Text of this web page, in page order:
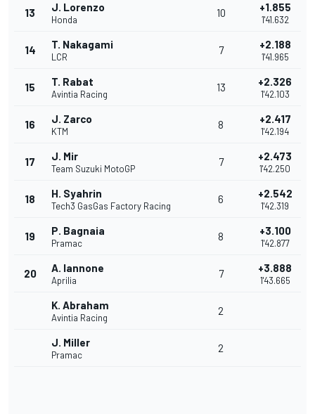
13 J. Lorenzo
Honda
10 +1.855
1'41.632
14 T. Nakagami
LCR
7 +2.188
1'41.965
15 T. Rabat
Avintia Racing
13 +2.326
1'42.103
16 J. Zarco
KTM
8 +2.417
1'42.194
17 J. Mir
Team Suzuki MotoGP
7 +2.473
1'42.250
18 H. Syahrin
Tech3 GasGas Factory Racing
6 +2.542
1'42.319
19 P. Bagnaia
Pramac
8 +3.100
1'42.877
20 A. Iannone
Aprilia
7 +3.888
1'43.665
K. Abraham
Avintia Racing
2
J. Miller
Pramac
2